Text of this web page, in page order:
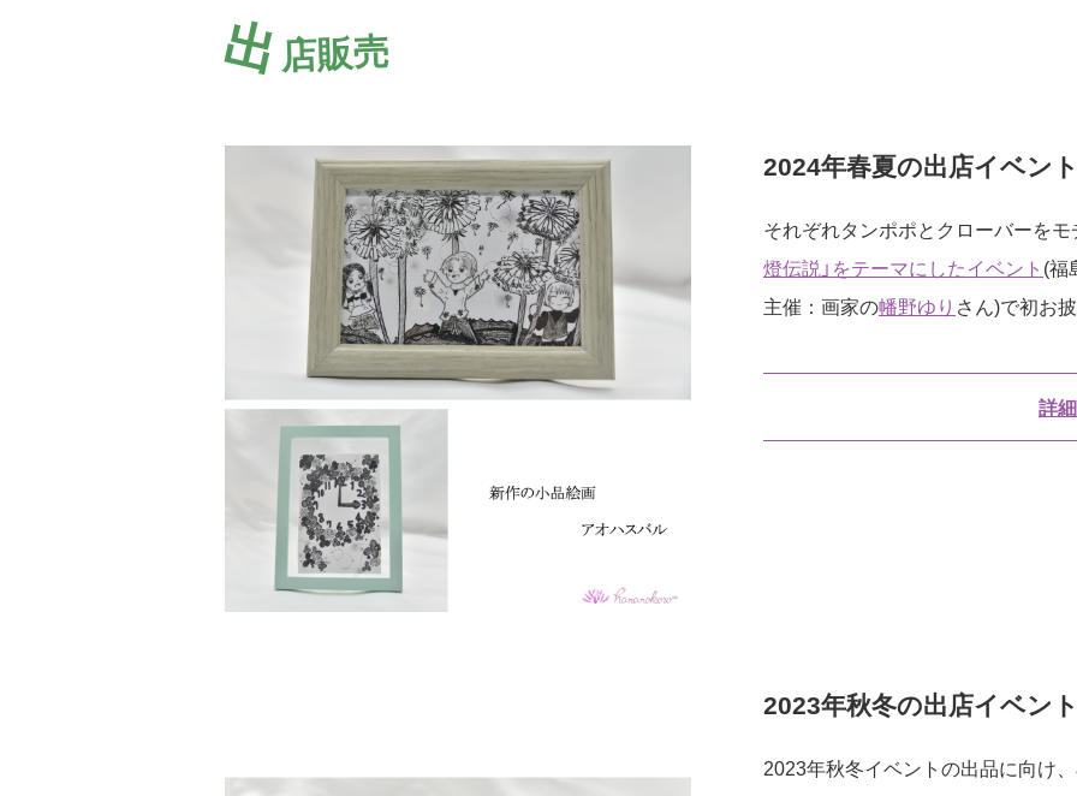
出店販売
2024年春夏の出店イベン
それぞれタンポポとクローバーを
燈伝説」をテーマにしたイベント (福
主催：画家の幡野ゆり さん)で初お
詳
2023年秋冬の出店イベン
2023年秋冬イベントの出品に向け